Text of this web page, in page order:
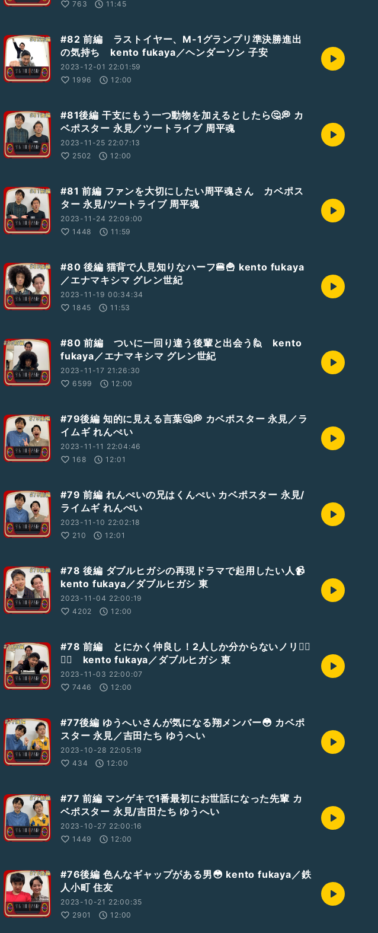
763
11:45
#82 前編 ラストイヤー、M-1グランプリ準決勝進出
の気持ち kento fukaya／ヘンダーソン 子安
2023-12-01 22:01:59
1996
12:00
#81後編 干支にもう一つ動物を加えるとしたら🤔💭 カ
ベポスター 永見／ツートライブ 周平魂
2023-11-25 22:07:13
2502
12:00
#81 前編 ファンを大切にしたい周平魂さん カベポス
ター 永見/ツートライブ 周平魂
2023-11-24 22:09:00
1448
11:59
#80 後編 猫背で人見知りなハーフ🍔🍟 kento fukaya
／エナマキシマ グレン世紀
2023-11-19 00:34:34
1845
11:53
#80 前編 ついに一回り違う後輩と出会う🙋 kento
fukaya／エナマキシマ グレン世紀
2023-11-17 21:26:30
6599
12:00
#79後編 知的に見える言葉🤔💭 カベポスター 永見／ラ
イムギ れんぺい
2023-11-11 22:04:46
168
12:01
#79 前編 れんぺいの兄はくんぺい カベポスター 永見/
ライムギ れんぺい
2023-11-10 22:02:18
210
12:01
#78 後編 ダブルヒガシの再現ドラマで起用したい人📹
kento fukaya／ダブルヒガシ 東
2023-11-04 22:00:19
4202
12:00
#78 前編 とにかく仲良し！2人しか分からないノリ🧍‍♂️
🧍‍♂️ kento fukaya／ダブルヒガシ 東
2023-11-03 22:00:07
7446
12:00
#77後編 ゆうへいさんが気になる翔メンバー😳 カベポ
スター 永見／吉田たち ゆうへい
2023-10-28 22:05:19
434
12:00
#77 前編 マンゲキで1番最初にお世話になった先輩 カ
ベポスター 永見/吉田たち ゆうへい
2023-10-27 22:00:16
1449
12:00
#76後編 色んなギャップがある男😳 kento fukaya／鉄
人小町 住友
2023-10-21 22:00:35
2901
12:00